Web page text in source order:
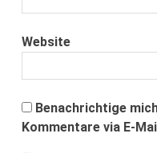
Website
Benachrichtige
Kommentare via E-